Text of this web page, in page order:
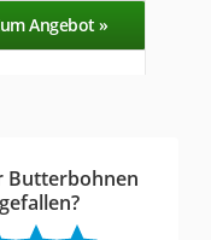
Angebot »
Butterbohnen